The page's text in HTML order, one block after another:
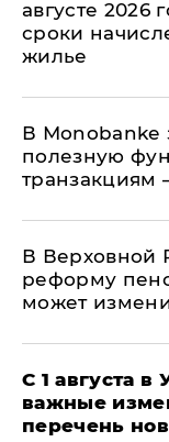
августе 2026
сроки
жилье
В Мonobankе
полезную
транзакциям
В Верховной
реформу
может
С 1 августа в
важные
перечень